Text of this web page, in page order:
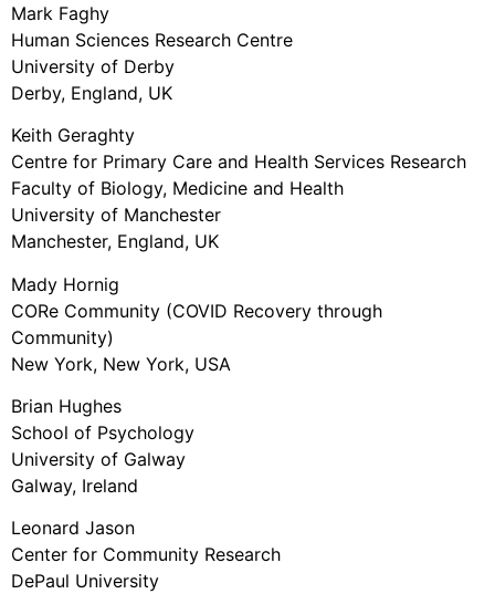
Mark Faghy
Human Sciences Research Centre
University of Derby
Derby, England, UK
Keith Geraghty
Centre for Primary Care and Health Services Research
Faculty of Biology, Medicine and Health
University of Manchester
Manchester, England, UK
Mady Hornig
CORe Community (COVID Recovery through
Community)
New York, New York, USA
Brian Hughes
School of Psychology
University of Galway
Galway, Ireland
Leonard Jason
Center for Community Research
DePaul University